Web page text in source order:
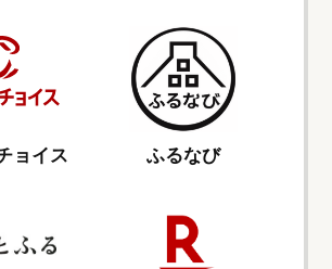
ョイス ふるなび